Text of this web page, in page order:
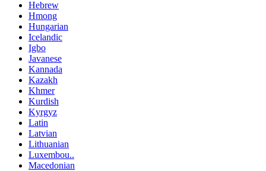
Hebrew
Hmong
Hungarian
Icelandic
Igbo
Javanese
Kannada
Kazakh
Khmer
Kurdish
Kyrgyz
Latin
Latvian
Lithuanian
Luxembou..
Macedonian